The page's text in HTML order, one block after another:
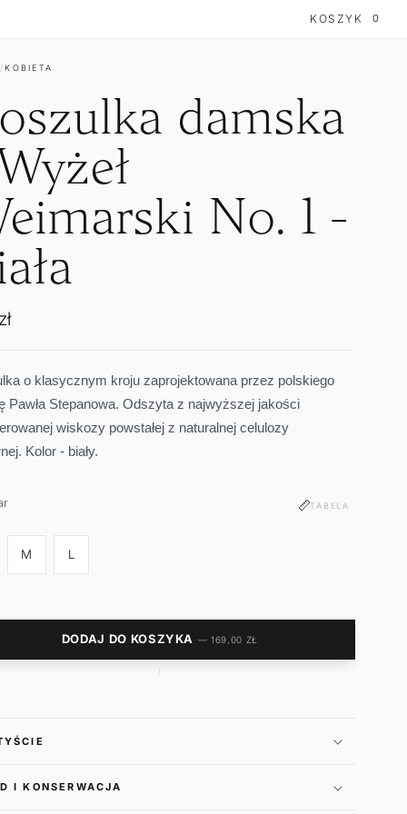
KOSZYK 0
/KOBIETA
damska
No. 1 -
o klasycznym kroju zaprojektowana przez polskiego
Pawła Stepanowa. Odszyta z najwyższej jakości
wiskozy powstałej z naturalnej celulozy
Kolor - biały.
TABELA
M L
DODAJ DO KOSZYKA — 169,00 ZŁ
I KONSERWACJA